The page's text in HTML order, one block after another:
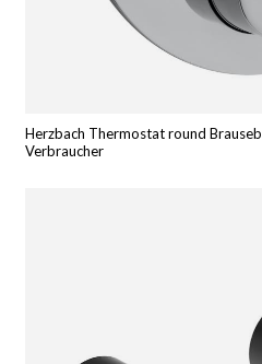
Herzbach Thermostat round
Verbraucher